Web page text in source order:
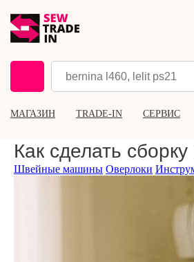
МАГАЗИН TRADE-IN СЕРВИС
Как сделать
Швейные машины Оверлоки